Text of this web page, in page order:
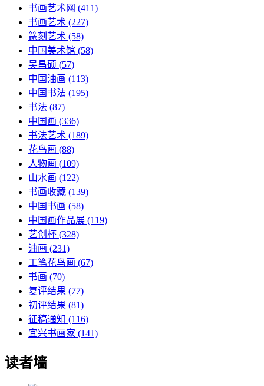
书画艺术网 (411)
书画艺术 (227)
篆刻艺术 (58)
中国美术馆 (58)
吴昌硕 (57)
中国油画 (113)
中国书法 (195)
书法 (87)
中国画 (336)
书法艺术 (189)
花鸟画 (88)
人物画 (109)
山水画 (122)
书画收藏 (139)
中国书画 (58)
中国画作品展 (119)
艺创杯 (328)
油画 (231)
工笔花鸟画 (67)
书画 (70)
复评结果 (77)
初评结果 (81)
征稿通知 (116)
宜兴书画家 (141)
读者墙